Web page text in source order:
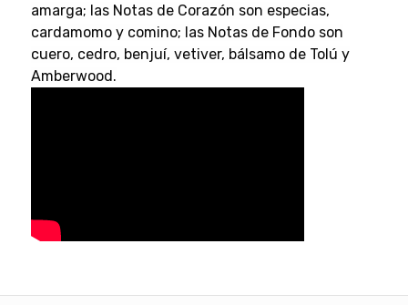
amarga; las Notas de Corazón son especias,
cardamomo y comino; las Notas de Fondo son
cuero, cedro, benjuí, vetiver, bálsamo de Tolú y
Amberwood.